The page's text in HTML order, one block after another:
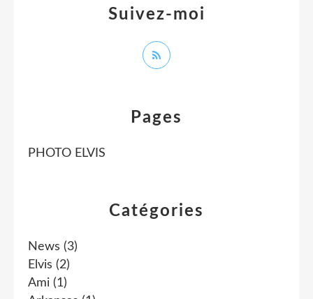
Catégories
News (3)
Elvis (2)
Ami (1)
Pages
PHOTO ELVIS
Suivez-moi